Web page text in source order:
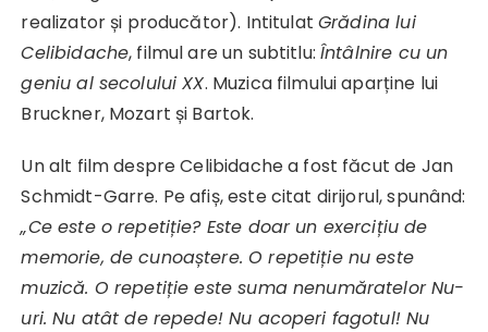
realizator și producător). IntitulatGrădina lui
Celibidache, filmul are un subtitlu:Întâlnire cu un
geniu al secolului XX. Muzica filmului aparține lui
Bruckner, Mozart și Bartok.
Un alt film despre Celibidache a fost făcut de Jan
Schmidt-Garre. Pe afiș, este citat dirijorul, spunând:
„Ce este o repetiție? Este doar un exercițiu de
memorie, de cunoaștere.O repetiție nu este
muzică. O repetiție este suma nenumăratelor Nu-
uri.Nu atât de repede! Nu acoperi fagotul! Nu